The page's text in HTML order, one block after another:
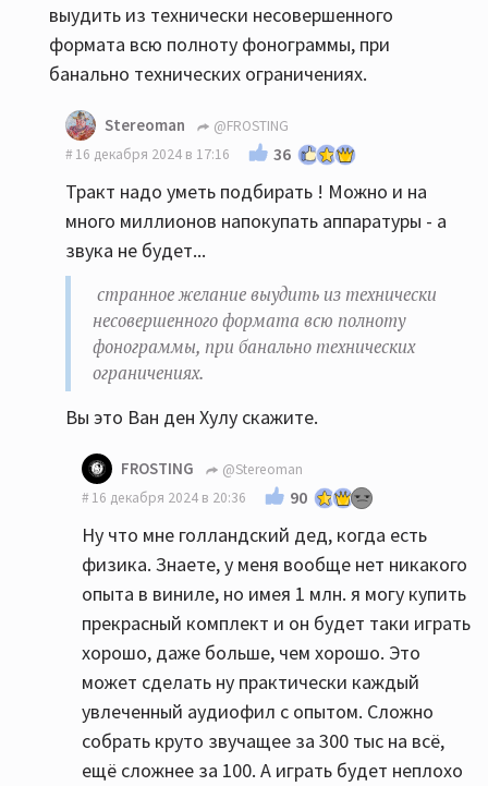
выудить из технически несовершенного
формата всю полноту фонограммы, при
банально технических ограничениях.
Stereoman
@FROSTING
16 декабря 2024 в 17:16
36
Тракт надо уметь подбирать ! Можно и на
много миллионов напокупать аппаратуры - а
звука не будет...
странное желание выудить из технически
несовершенного формата всю полноту
фонограммы, при банально технических
ограничениях.
Вы это Ван ден Хулу скажите.
FROSTING
@Stereoman
16 декабря 2024 в 20:36
90
Ну что мне голландский дед, когда есть
физика. Знаете, у меня вообще нет никакого
опыта в виниле, но имея 1 млн. я могу купить
прекрасный комплект и он будет таки играть
хорошо, даже больше, чем хорошо. Это
может сделать ну практически каждый
увлеченный аудиофил с опытом. Сложно
собрать круто звучащее за 300 тыс на всё,
ещё сложнее за 100. А играть будет неплохо